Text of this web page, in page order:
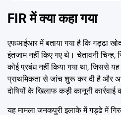
FIR में क्या कहा गया
एफआईआर में बताया गया है कि गड्ढा
इंतजाम नहीं किए गए थे। चेतावनी चिन्ह,
कोई प्रबंध नहीं किया गया था, जिससे
प्राथमिकता से जांच शुरू कर दी है और
दोषियों के खिलाफ कड़ी कानूनी कार्रवाई
यह मामला जनकपुरी इलाके में गड्ढे में